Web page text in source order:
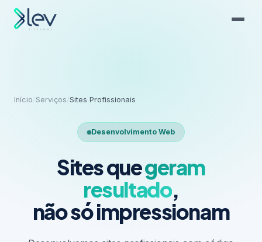
Início Serviços Sites Profissionais
Desenvolvimento Web
Sites quegeram
resultado,
não só impressionam